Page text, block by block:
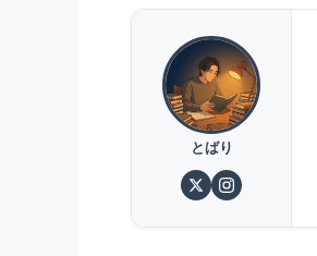
とばり